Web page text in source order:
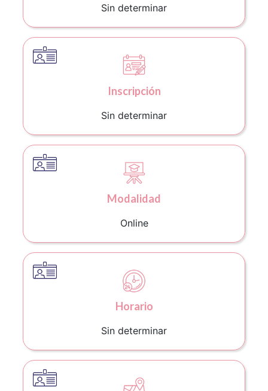
Sin determinar
Inscripción
Sin determinar
Modalidad
Online
Horario
Sin determinar